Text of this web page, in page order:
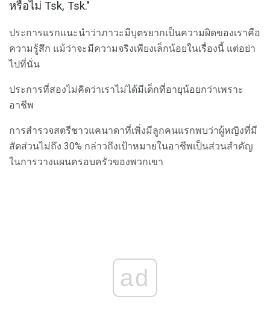
หรือไม่ Tsk, Tsk."
ประการแรกแนะนำว่าภาวะมีบุตรยากเป็นความผิดของเราคือ
ความรู้สึก แม้ว่าจะมีความจริงเพียงเล็กน้อยในเรื่องนี้ แต่อย่า
ไปที่นั่น
ประการที่สองไม่คิดว่าเราไม่ได้มีเด็กที่อายุน้อยกว่าเพราะ
อาชีพ
การสำรวจสตรีชาวแคนาดาที่เพิ่งมีลูกคนแรกพบว่าผู้หญิงที่มี
สัดส่วนไม่ถึง 30% กล่าวถึงเป้าหมายในอาชีพเป็นส่วนสำคัญ
ในการวางแผนครอบครัวของพวกเขา
ad